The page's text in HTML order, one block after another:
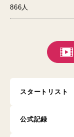
866人
スタートリスト
公式記録